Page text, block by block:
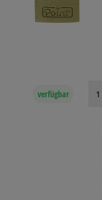
verfügbar